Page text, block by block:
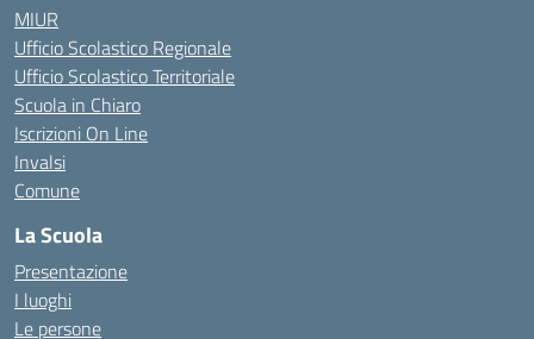
MIUR
Ufficio Scolastico Regionale
Ufficio Scolastico Territoriale
Scuola in Chiaro
Iscrizioni On Line
Invalsi
Comune
La Scuola
Presentazione
I luoghi
Le persone